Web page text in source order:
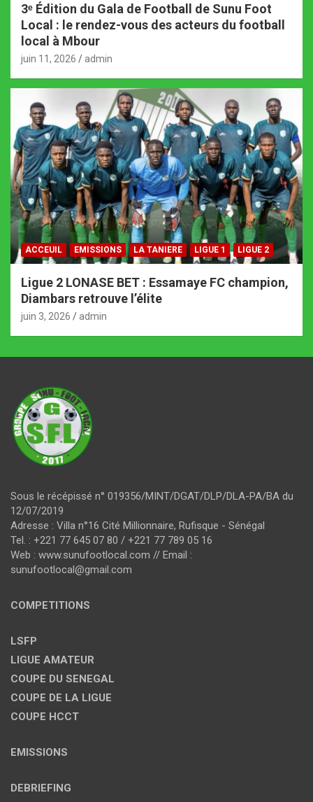
3ᵉ Édition du Gala de Football de Sunu Foot
Local : le rendez-vous des acteurs du football
local à Mbour
juin 11, 2026 admin
ACCEUIL EMISSIONS LA TANIERE LIGUE 1 LIGUE 2
Ligue 2 LONASE BET : Essamaye FC champion,
Diambars retrouve l’élite
juin 3, 2026 admin
Sous le récépissé n° 019356/MINT/DGAT/DLP/DLA-PA/BA du
12/07/2019
Adresse : Villa n°16 Cité Millionnaire, Rufisque - Sénégal
Tel. : +221 77 645 07 80 / +221 77 789 05 16
Web : www.sunufootlocal.com // Email :
sunufootlocal@gmail.com
COMPETITIONS
LSFP
LIGUE AMATEUR
COUPE DU SENEGAL
COUPE DE LA LIGUE
COUPE HCCT
EMISSIONS
DEBRIEFING